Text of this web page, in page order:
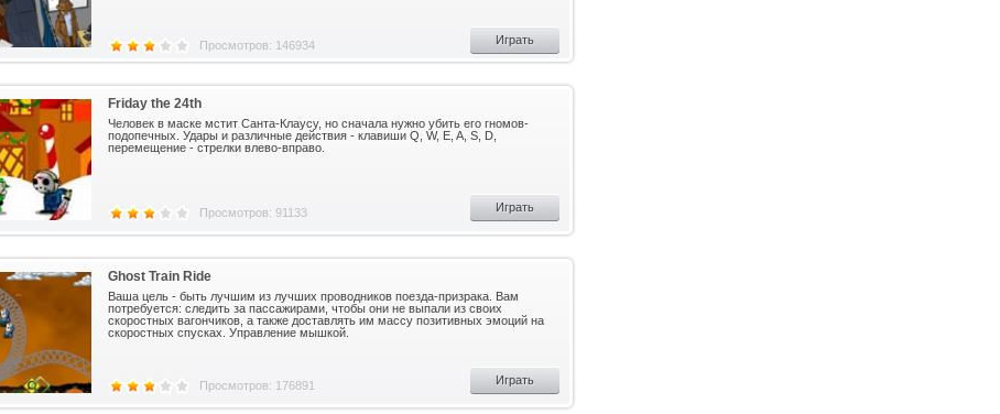
Просмотров: 146934 Играть
Friday the 24th
Человек в маске мстит Санта-Клаусу, но сначала нужно убить его гномов-
подопечных. Удары и различные действия - клавиши Q, W, E, A, S, D,
перемещение - стрелки влево-вправо.
Просмотров: 91133 Играть
Ghost Train Ride
Ваша цель - быть лучшим из лучших проводников поезда-призрака. Вам
потребуется: следить за пассажирами, чтобы они не выпали из своих
скоростных вагончиков, а также доставлять им массу позитивных эмоций на
скоростных спусках. Управление мышкой.
Просмотров: 176891 Играть